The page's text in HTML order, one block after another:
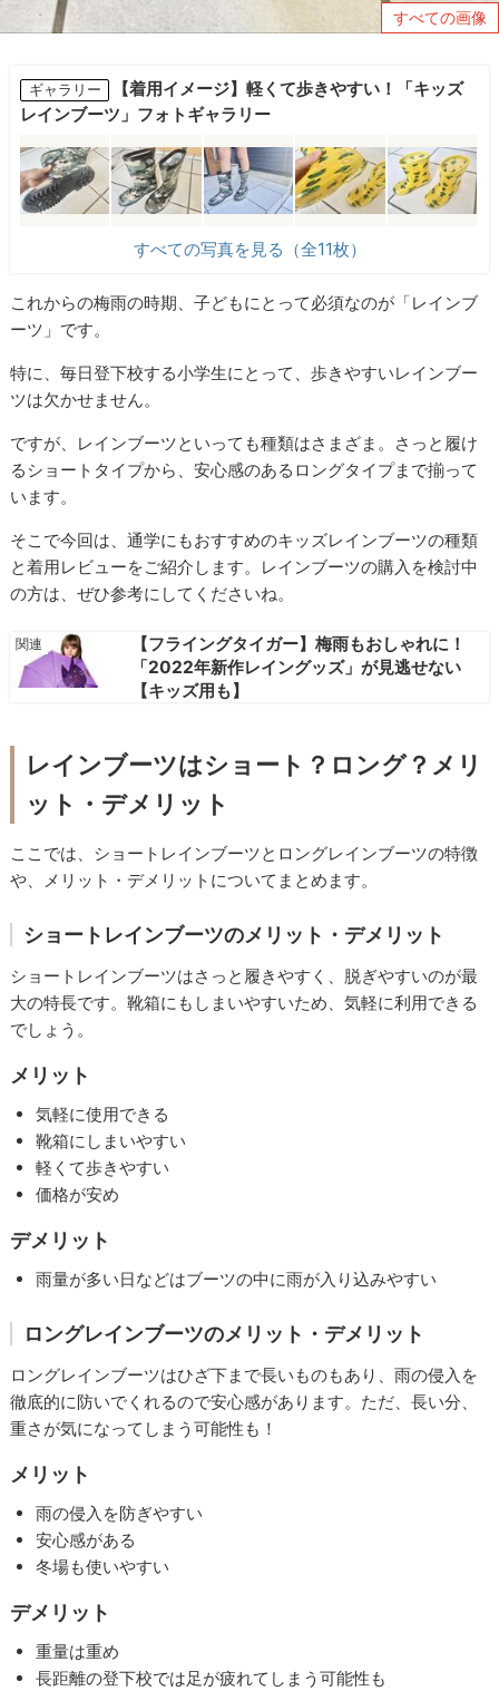
すべての画像
ギャラリー
【着用イメージ】軽くて歩きやすい！「キッズ
レインブーツ」フォトギャラリー
すべての写真を見る（全11枚）
これからの梅雨の時期、子どもにとって必須なのが「レインブ
ーツ」です。
特に、毎日登下校する小学生にとって、歩きやすいレインブー
ツは欠かせません。
ですが、レインブーツといっても種類はさまざま。さっと履け
るショートタイプから、安心感のあるロングタイプまで揃って
います。
そこで今回は、通学にもおすすめのキッズレインブーツの種類
と着用レビューをご紹介します。レインブーツの購入を検討中
の方は、ぜひ参考にしてくださいね。
【フライングタイガー】梅雨もおしゃれに！
「2022年新作レイングッズ」が見逃せない
【キッズ用も】
レインブーツはショート？ロング？メリ
ット・デメリット
ここでは、ショートレインブーツとロングレインブーツの特徴
や、メリット・デメリットについてまとめます。
ショートレインブーツのメリット・デメリット
ショートレインブーツはさっと履きやすく、脱ぎやすいのが最
大の特長です。靴箱にもしまいやすいため、気軽に利用できる
でしょう。
メリット
気軽に使用できる
靴箱にしまいやすい
軽くて歩きやすい
価格が安め
デメリット
雨量が多い日などはブーツの中に雨が入り込みやすい
ロングレインブーツのメリット・デメリット
ロングレインブーツはひざ下まで長いものもあり、雨の侵入を
徹底的に防いでくれるので安心感があります。ただ、長い分、
重さが気になってしまう可能性も！
メリット
雨の侵入を防ぎやすい
安心感がある
冬場も使いやすい
デメリット
重量は重め
長距離の登下校では足が疲れてしまう可能性も